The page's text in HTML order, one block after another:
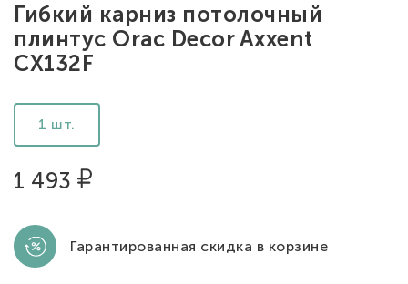
Гибкий карниз потолочный
плинтус Orac Decor Axxent
CX132F
1 шт.
1 493
Гарантированная скидка в корзине